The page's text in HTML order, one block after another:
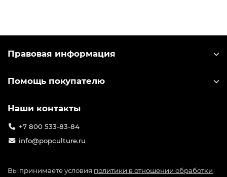
Правовая информация
Помощь покупателю
Наши контакты
+7 800 533-83-84
info@popculture.ru
Вы принимаете условия политики в отношении обработки